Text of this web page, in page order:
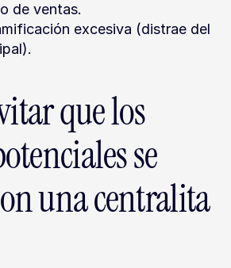
de ventas.
excesiva (distrae del
que los
se
una centralita